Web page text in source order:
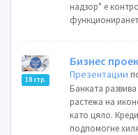
надзор" е
18 стр.
Бизнес
Презентации
Банката
растежа на
като цяло.
подпомогне